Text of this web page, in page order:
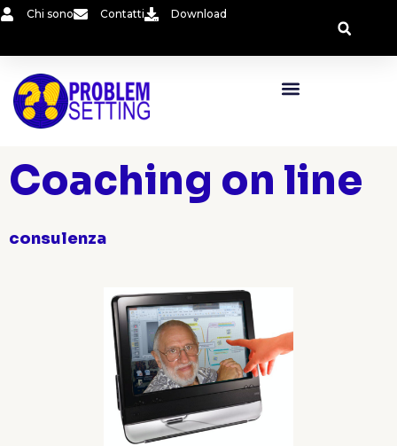
Vai
contenuto
Chi sono Contatti Download
Coaching on line
consulenza